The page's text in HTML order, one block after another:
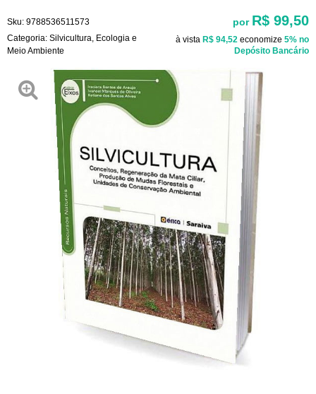
Sku: 9788536511573
Categoria: Silvicultura Ecologia e
Meio Ambiente
por R$ 99,50
à vista R$ 94,52 economize 5% no
Depósito Bancário